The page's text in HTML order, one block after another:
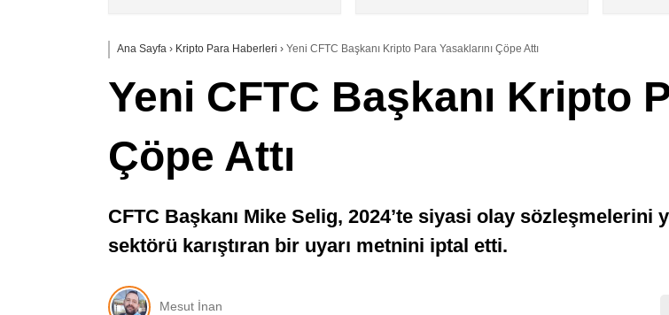
Ana Sayfa › Kripto Para Haberleri › Yeni CFTC Başkanı Kripto Para Yasaklarını Çöpe Attı
Yeni CFTC Başkanı Kripto
Çöpe Attı
CFTC Başkanı Mike Selig, 2024’te siyasi olay sözleşmelerini
sektörü karıştıran bir uyarı metnini iptal etti.
Mesut İnan